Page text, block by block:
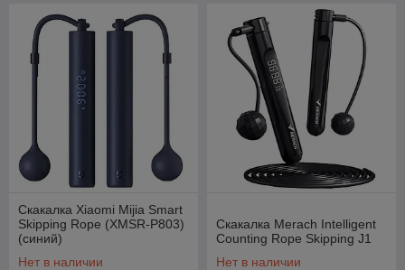
Скакалка Xiaomi Mijia Smart
Skipping Rope (XMSR-P803)
(синий)
Нет в наличии
Скакалка Merach Intelligent
Counting Rope Skipping J1
Нет в наличии